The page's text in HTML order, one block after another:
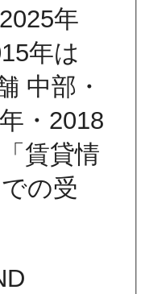
年
年は
中部・
・2018
賃貸情
の受